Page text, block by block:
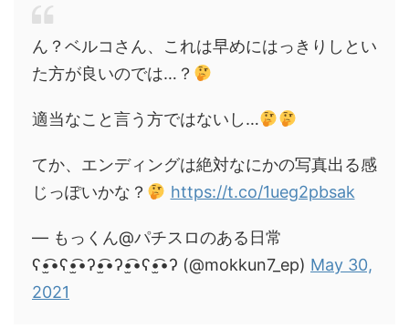
ん？ベルコさん、これは早めにはっきりしとい
た方が良いのでは…？
適当なこと言う方ではないし…
てか、エンディングは絶対なにかの写真出る感
じっぽいかな？
https://t.co/1ueg2pbsak
— もっくん@パチスロのある日常
ʕ•̫͡•ʕ•̫͡•ʔ•̫͡•ʔ•̫͡•ʕ•̫͡•ʔ (@mokkun7_ep) May 30,
2021